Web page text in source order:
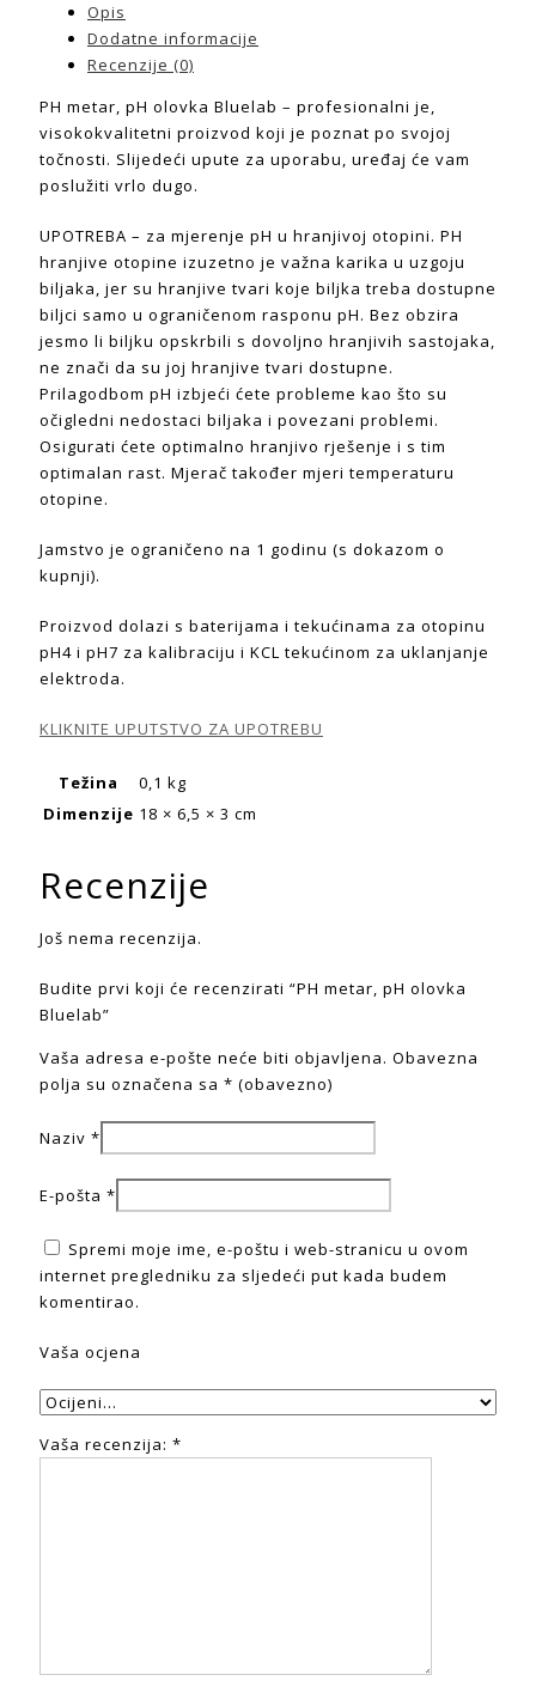
Opis
Dodatne informacije
Recenzije (0)
PH metar, pH olovka Bluelab – profesionalni je,
visokokvalitetni proizvod koji je poznat po svojoj
točnosti. Slijedeći upute za uporabu, uređaj će vam
poslužiti vrlo dugo.
UPOTREBA – za mjerenje pH u hranjivoj otopini. PH
hranjive otopine izuzetno je važna karika u uzgoju
biljaka, jer su hranjive tvari koje biljka treba dostupne
biljci samo u ograničenom rasponu pH. Bez obzira
jesmo li biljku opskrbili s dovoljno hranjivih sastojaka,
ne znači da su joj hranjive tvari dostupne.
Prilagodbom pH izbjeći ćete probleme kao što su
očigledni nedostaci biljaka i povezani problemi.
Osigurati ćete optimalno hranjivo rješenje i s tim
optimalan rast. Mjerač također mjeri temperaturu
otopine.
Jamstvo je ograničeno na 1 godinu (s dokazom o
kupnji).
Proizvod dolazi s baterijama i tekućinama za otopinu
pH4 i pH7 za kalibraciju i KCL tekućinom za uklanjanje
elektroda.
KLIKNITE UPUTSTVO ZA UPOTREBU
Težina
0,1 kg
Dimenzije 18 × 6,5 × 3 cm
Recenzije
Još nema recenzija.
Budite prvi koji će recenzirati “PH metar, pH olovka
Bluelab”
Vaša adresa e-pošte neće biti objavljena. Obavezna
polja su označena sa * (obavezno)
Naziv *
E-pošta *
Spremi moje ime, e-poštu i web-stranicu u ovom
internet pregledniku za sljedeći put kada budem
komentirao.
Vaša ocjena
Vaša recenzija: *